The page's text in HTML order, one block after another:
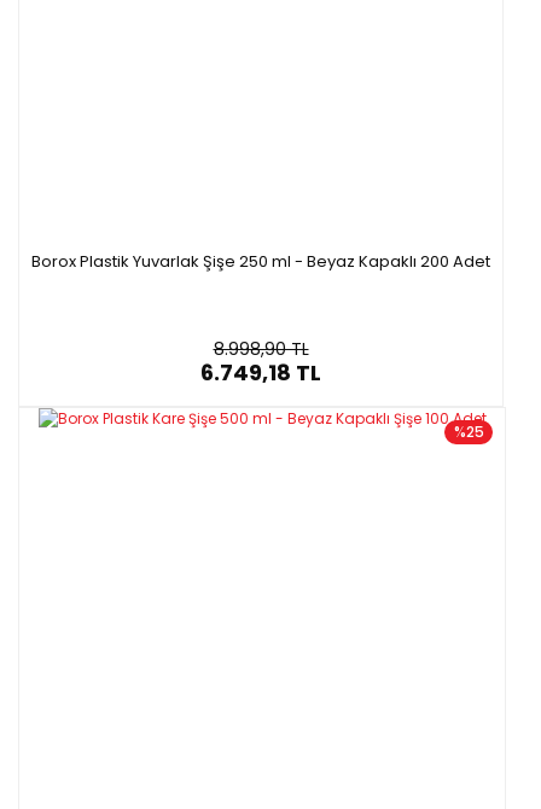
Borox Plastik Yuvarlak Şişe 250 ml - Beyaz Kapaklı 200 Adet
8.998,90 TL
6.749,18 TL
%25